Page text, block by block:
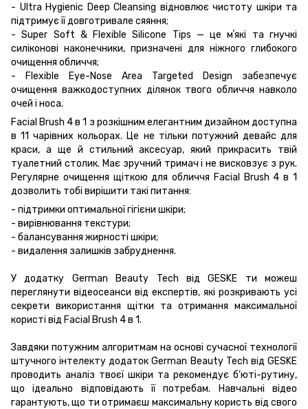
- Ultra Hygienic Deep Cleansing відновлює чистоту шкіри та
підтримує її довготривале сяяння;
- Super Soft & Flexible Silicone Tips — це мʼякі та гнучкі
силіконові наконечники, призначені для ніжного глибокого
очищення обличчя;
- Flexible Eye-Nose Area Targeted Design забезпечує
очищення важкодоступних ділянок твого обличчя навколо
очей і носа.
Facial Brush 4 в 1 з розкішним елегантним дизайном доступна
в 11 чарівних кольорах. Це не тільки потужний девайс для
краси, а ще й стильний аксесуар, який прикрасить твій
туалетний столик. Має зручний тримач і не висковзує з рук.
Регулярне очищення щіткою для обличчя Facial Brush 4 в 1
дозволить тобі вирішити такі питання:
- підтримки оптимальної гігієни шкіри;
- вирівнювання текстури;
- балансування жирності шкіри;
- видалення залишків забруднення.
У додатку German Beauty Tech від GESKE ти можеш
переглянути відеосеанси від експертів, які розкривають усі
секрети використання щітки та отримання максимальної
користі від Facial Brush 4 в 1.
Завдяки потужним алгоритмам на основі сучасної технології
штучного інтелекту додаток German Beauty Tech від GESKE
проводить аналіз твоєї шкіри та рекомендує б’юті-рутину,
що ідеально відповідають її потребам. Навчальні відео
гарантують, що ти отримаєш максимальну користь від свого